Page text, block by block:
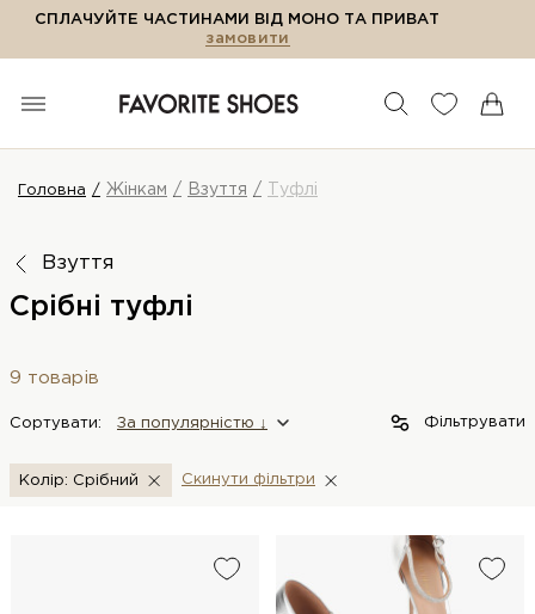
СПЛАЧУЙТЕ ЧАСТИНАМИ ВІД МОНО ТА ПРИВАТ
замовити
Головна Жінкам Взуття Туфлі
Взуття
Срібні туфлі
9 товарів
Сортувати: За популярністю ↓ Фільтрувати
Колір: Срібний Скинути фiльтри